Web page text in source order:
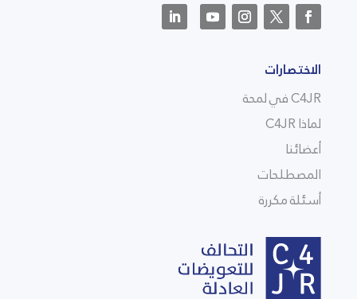
الاختصارات
C4JR في لمحة
لماذا C4JR
أعضائنا
المصطلحات
أسئلة مكررة